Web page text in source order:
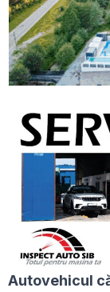
Autovehicul